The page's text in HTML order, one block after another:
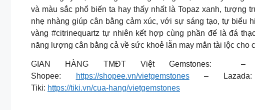
và màu sắc phổ biến ta hay thấy nhất là Topaz xanh, tượng
nhẹ nhàng giúp cân bằng cảm xúc, với sự sáng tạo, tự biểu
vàng #citrinequartz tự nhiên kết hợp cùng phần đế là đá
năng lượng cân bằng cả về sức khoẻ lẫn may mắn tài lộc cho
GIAN HÀNG TMĐT Việt Gemstones: –
Shopee:
https://shopee.vn/vietgemstones–
Tiki: https://tiki.vn/cua-hang/vietgemstones